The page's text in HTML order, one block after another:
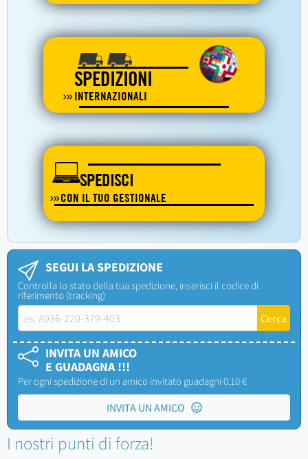
SPEDIZIONI
INTERNAZIONALI
SPEDISCI
CON IL TUO GESTIONALE
SEGUI LA SPEDIZIONE
Controlla lo stato della tua spedizione, inserisci il codice di
riferimento (tracking)
INVITA UN AMICO
E GUADAGNA !!!
Per ogni spedizione di un amico invitato guadagni 0,10 €
INVITA UN AMICO
I nostri punti di forza!